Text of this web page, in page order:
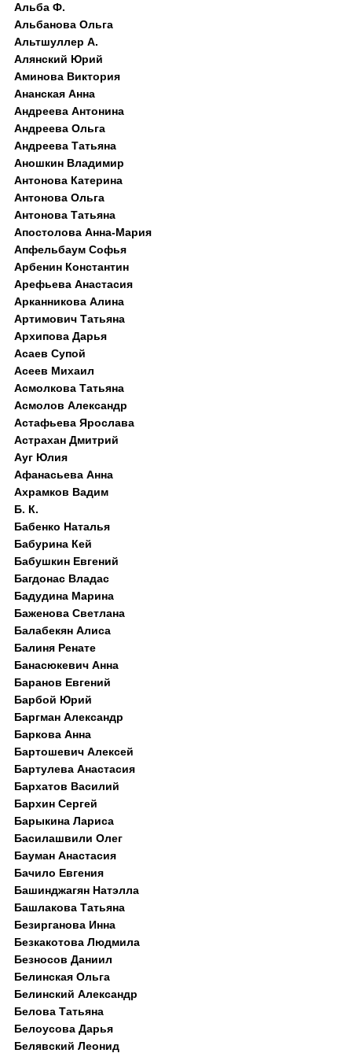
Альба Ф.
Альбанова Ольга
Альтшуллер А.
Алянский Юрий
Аминова Виктория
Ананская Анна
Андреева Антонина
Андреева Ольга
Андреева Татьяна
Аношкин Владимир
Антонова Катерина
Антонова Ольга
Антонова Татьяна
Апостолова Анна-Мария
Апфельбаум Софья
Арбенин Константин
Арефьева Анастасия
Арканникова Алина
Артимович Татьяна
Архипова Дарья
Асаев Супой
Асеев Михаил
Асмолкова Татьяна
Асмолов Александр
Астафьева Ярослава
Астрахан Дмитрий
Ауг Юлия
Афанасьева Анна
Ахрамков Вадим
Б. К.
Бабенко Наталья
Бабурина Кей
Бабушкин Евгений
Багдонас Владас
Бадудина Марина
Баженова Светлана
Балабекян Алиса
Балиня Ренате
Банасюкевич Анна
Баранов Евгений
Барбой Юрий
Баргман Александр
Баркова Анна
Бартошевич Алексей
Бартулева Анастасия
Бархатов Василий
Бархин Сергей
Барыкина Лариса
Басилашвили Олег
Бауман Анастасия
Бачило Евгения
Башинджагян Натэлла
Башлакова Татьяна
Безирганова Инна
Безкакотова Людмила
Безносов Даниил
Белинская Ольга
Белинский Александр
Белова Татьяна
Белоусова Дарья
Белявский Леонид